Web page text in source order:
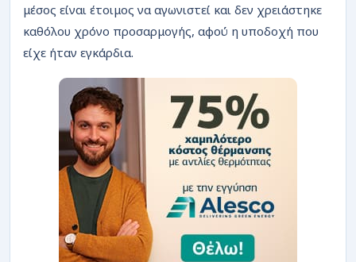
μέσος είναι έτοιμος να αγωνιστεί και δεν χρειάστηκε
καθόλου χρόνο προσαρμογής, αφού η υποδοχή που
είχε ήταν εγκάρδια.